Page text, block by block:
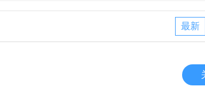
最新